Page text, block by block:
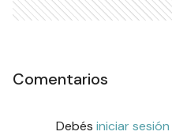
Comentarios
Debés iniciar sesión